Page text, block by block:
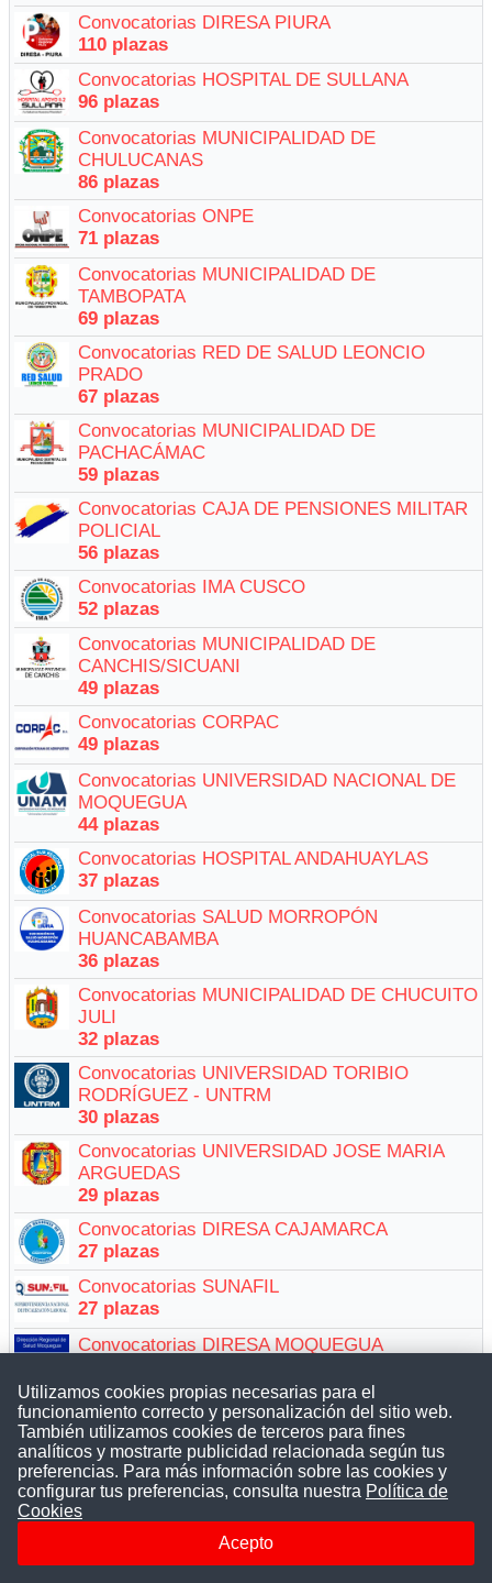
Convocatorias DIRESA PIURA
110 plazas
Convocatorias HOSPITAL DE SULLANA
96 plazas
Convocatorias MUNICIPALIDAD DE
CHULUCANAS
86 plazas
Convocatorias ONPE
71 plazas
Convocatorias MUNICIPALIDAD DE
TAMBOPATA
69 plazas
Convocatorias RED DE SALUD LEONCIO
PRADO
67 plazas
Convocatorias MUNICIPALIDAD DE
PACHACÁMAC
59 plazas
Convocatorias CAJA DE PENSIONES MILITAR
POLICIAL
56 plazas
Convocatorias IMA CUSCO
52 plazas
Convocatorias MUNICIPALIDAD DE
CANCHIS/SICUANI
49 plazas
Convocatorias CORPAC
49 plazas
Convocatorias UNIVERSIDAD NACIONAL DE
MOQUEGUA
44 plazas
Convocatorias HOSPITAL ANDAHUAYLAS
37 plazas
Convocatorias SALUD MORROPÓN
HUANCABAMBA
36 plazas
Convocatorias MUNICIPALIDAD DE CHUCUITO
JULI
32 plazas
Convocatorias UNIVERSIDAD TORIBIO
RODRÍGUEZ - UNTRM
30 plazas
Convocatorias UNIVERSIDAD JOSE MARIA
ARGUEDAS
29 plazas
Convocatorias DIRESA CAJAMARCA
27 plazas
Convocatorias SUNAFIL
27 plazas
Convocatorias DIRESA MOQUEGUA
Convocatorias DEFENSORIA DEL PUEBLO
21 plazas
Convocatorias DIRECCIÓN DE
TRANSPORTES(DRTC) AYACUCHO
21 plazas
Convocatorias MUNICIPALIDAD SAN JUAN DE
MIRAFLORES
Utilizamos cookies propias necesarias para el
funcionamiento correcto y personalización del sitio web.
También utilizamos cookies de terceros para fines
analíticos y mostrarte publicidad relacionada según tus
preferencias. Para más información sobre las cookies y
configurar tus preferencias, consulta nuestra Política de
Cookies
Acepto